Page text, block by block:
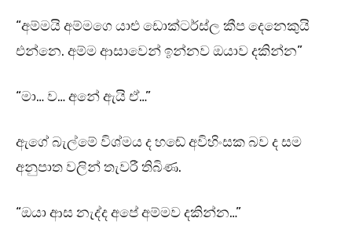
“අම්මයි අම්මගෙ යාළු ඩොක්ටර්ස්ල කීප දෙනෙකුයි
එන්නෙ. අම්ම ආසාවෙන් ඉන්නව ඔයාව දකින්න”
“මා… ව… අනේ ඇයි ඒ…”
ඇගේ බැල්මේ විශ්මය ද හඬේ අවිහිංසක බව ද සම
අනුපාත වලින් තැවරී තිබිණ.
“ඔයා ආස නැද්ද අපේ අම්මව දකින්න…”